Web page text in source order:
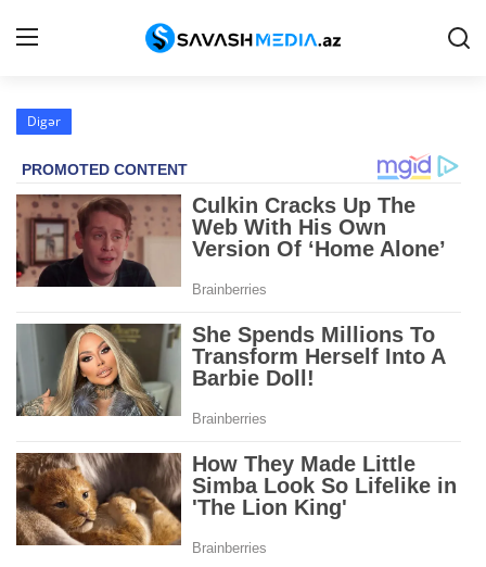
Haqqımızda
Peşə etikası
Reklam
Gündəm
Siyasət
Hadisə
Dünya
Digər